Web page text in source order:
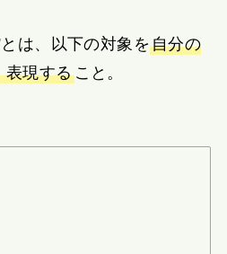
は、以下の対象を自分の
表現すること。